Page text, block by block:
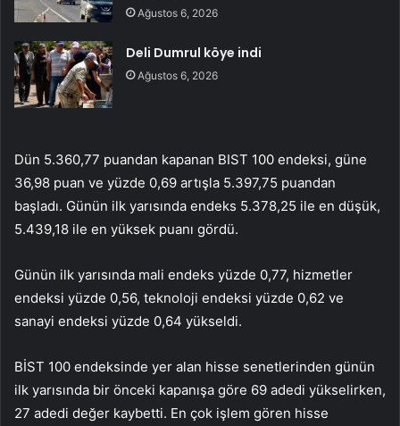
Ağustos 6, 2026
Deli Dumrul köye indi
Ağustos 6, 2026
Dün 5.360,77 puandan kapanan BIST 100 endeksi, güne
36,98 puan ve yüzde 0,69 artışla 5.397,75 puandan
başladı. Günün ilk yarısında endeks 5.378,25 ile en düşük,
5.439,18 ile en yüksek puanı gördü.
Günün ilk yarısında mali endeks yüzde 0,77, hizmetler
endeksi yüzde 0,56, teknoloji endeksi yüzde 0,62 ve
sanayi endeksi yüzde 0,64 yükseldi.
BİST 100 endeksinde yer alan hisse senetlerinden günün
ilk yarısında bir önceki kapanışa göre 69 adedi yükselirken,
27 adedi değer kaybetti. En çok işlem gören hisse